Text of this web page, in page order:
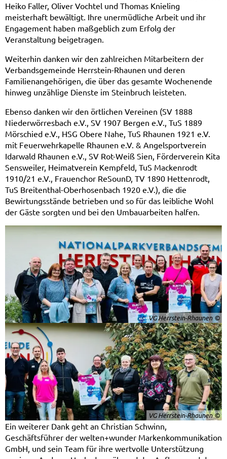
Heiko Faller, Oliver Vochtel und Thomas Knieling
meisterhaft bewältigt. Ihre unermüdliche Arbeit und ihr
Engagement haben maßgeblich zum Erfolg der
Veranstaltung beigetragen.
Weiterhin danken wir den zahlreichen Mitarbeitern der
Verbandsgemeinde Herrstein-Rhaunen und deren
Familienangehörigen, die über das gesamte Wochenende
hinweg unzählige Dienste im Steinbruch leisteten.
Ebenso danken wir den örtlichen Vereinen (SV 1888
Niederwörresbach e.V., SV 1907 Bergen e.V., TuS 1889
Mörschied e.V., HSG Obere Nahe, TuS Rhaunen 1921 e.V.
mit Feuerwehrkapelle Rhaunen e.V. & Angelsportverein
Idarwald Rhaunen e.V., SV Rot-Weiß Sien, Förderverein Kita
Sensweiler, Heimatverein Kempfeld, TuS Mackenrodt
1910/21 e.V., Frauenchor ReSounD, TV 1890 Hettenrodt,
TuS Breitenthal-Oberhosenbach 1920 e.V.), die die
Bewirtungsstände betrieben und so für das leibliche Wohl
der Gäste sorgten und bei den Umbauarbeiten halfen.
VG Herrstein-Rhaunen
VG Herrstein-Rhaunen
Ein weiterer Dank geht an Christian Schwinn,
Geschäftsführer der welten+wunder Markenkommunikation
GmbH, und sein Team für ihre wertvolle Unterstützung